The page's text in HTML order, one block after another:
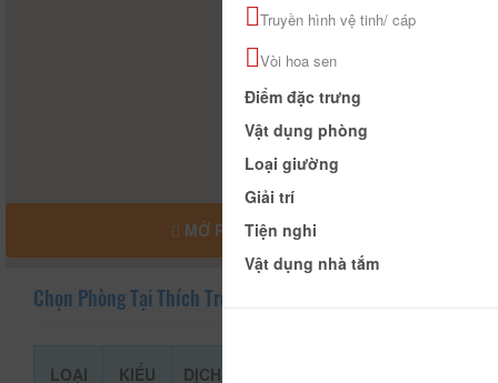
MỞ RỘNG BẢN ĐỒ
Chọn Phòng Tại Thích Trồng Cây
LOẠI
KIỂU
DỊCH
Truyền hình vệ tinh/ cáp
Vòi hoa sen
Điểm đặc trưng
Vật dụng phòng
Loại giường
Giải trí
Tiện nghi
Vật dụng nhà tắm